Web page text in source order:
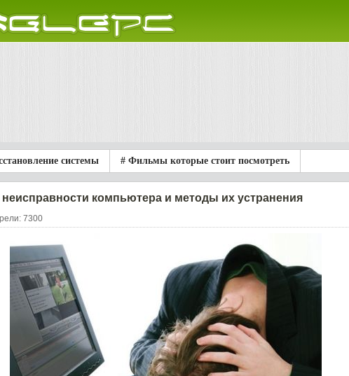
системы # Фильмы которые стоит посмотреть
компьютера и методы их устранения
7300